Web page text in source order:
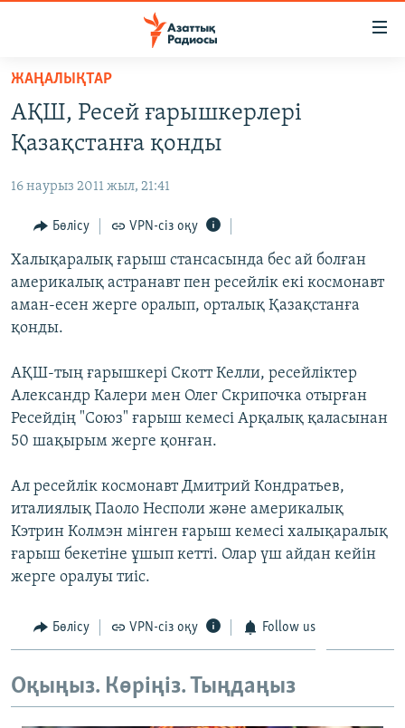
Skip
main
content
to
Navigation
Skip
to
Search
САЯСАТ
ҚАҢТАР ОҚИҒАСЫ
АДАМ ҚҰҚЫҚТАРЫ
ӘЛЕУМЕТ
ӘЛЕМ
АРНАЙЫ ЖОБАЛАР
Русский
ЖАЗЫЛЫҢЫЗ
Басқа тілдерде
ЖАҢАЛЫҚТАР
АҚШ, Ресей ғарышкерлері
Қазақстанға қонды
16 наурыз 2011 жыл, 21:41
Бөлісу VPN-сіз оқу
Халықаралық ғарыш стансасында бес ай болған
америкалық астранавт пен ресейлік екі космонавт
аман-есен жерге оралып, орталық Қазақстанға
қонды.
АҚШ-тың ғарышкері Скотт Келли, ресейліктер
Александр Калери мен Олег Скрипочка отырған
Ресейдің "Союз" ғарыш кемесі Арқалық қаласынан
50 шақырым жерге қонған.
Ал ресейлік космонавт Дмитрий Кондратьев,
италиялық Паоло Несполи және америкалық
Кэтрин Колмэн мінген ғарыш кемесі халықаралық
ғарыш бекетіне ұшып кетті. Олар үш айдан кейін
жерге оралуы тиіс.
Бөлісу VPN-сіз оқу Follow us
Оқыңыз. Көріңіз. Тыңдаңыз